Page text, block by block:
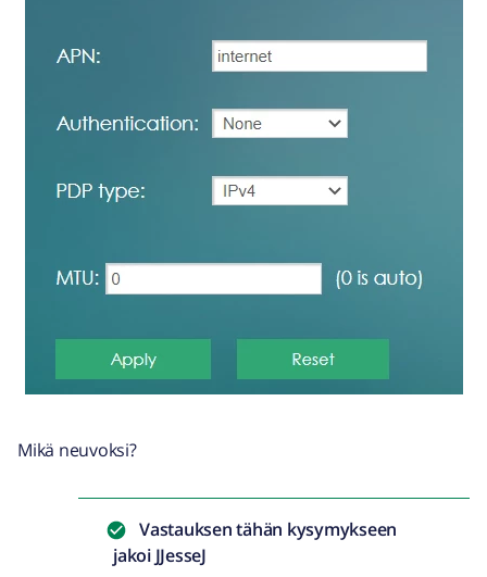
Mikä neuvoksi?
Vastauksen tähän kysymykseen
jakoiJJesseJ